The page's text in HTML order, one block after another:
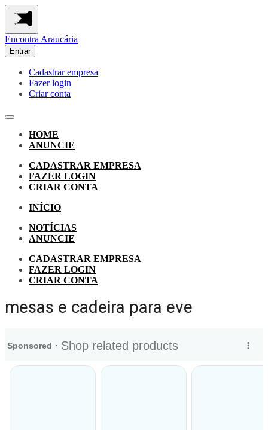
Encontra Araucária
Entrar
Cadastrar empresa
Fazer login
Criar conta
HOME
ANUNCIE
CADASTRAR EMPRESA
FAZER LOGIN
CRIAR CONTA
INÍCIO
NOTÍCIAS
ANUNCIE
CADASTRAR EMPRESA
FAZER LOGIN
CRIAR CONTA
mesas e cadeira para eve